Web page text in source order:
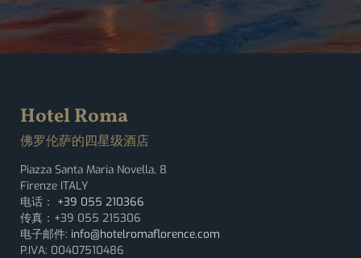
Hotel Roma
佛罗伦萨的四星级酒店
Piazza Santa Maria Novella, 8
Firenze ITALY
电话： +39 055 210366
传真：+39 055 215306
电子邮件: info@hotelromaflorence.com
P.IVA: 00407510486